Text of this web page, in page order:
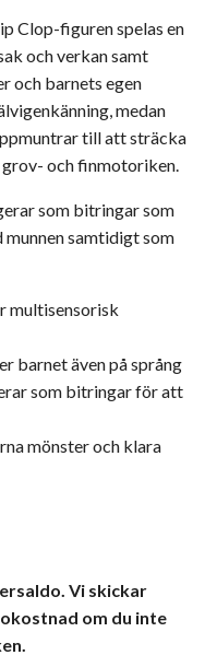
Clop-figuren spelas en
och verkan samt
och barnets egen
medan
till att sträcka
och finmotoriken.
som bitringar som
samtidigt som
multisensorisk
barnet även på språng
som bitringar för att
mönster och klara
Vi skickar
om du inte